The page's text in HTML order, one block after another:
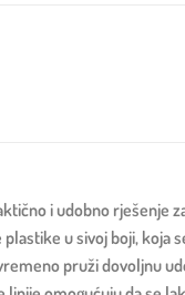
i udobno rješenje
u sivoj boji,
pruži dovoljnu